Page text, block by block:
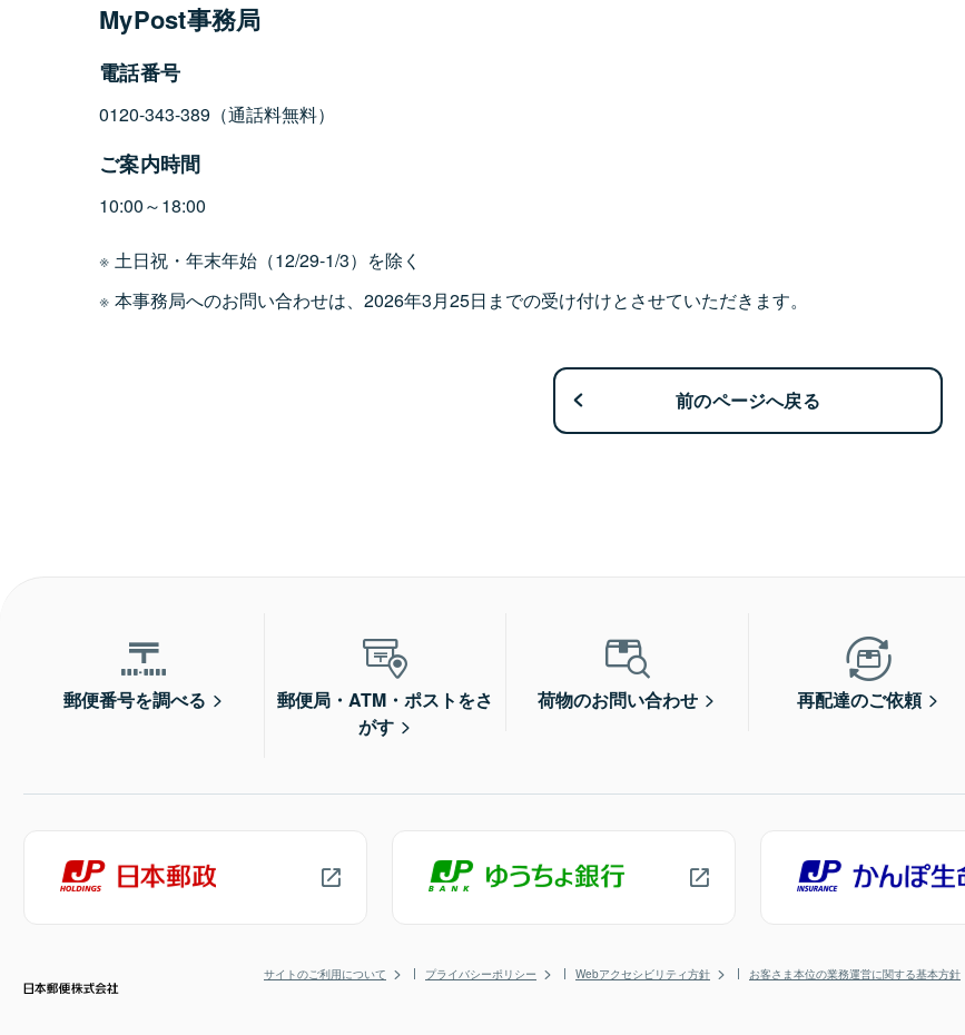
MyPost事務局
電話番号
0120-343-389（通話料無料）
ご案内時間
10:00～18:00
土日祝・年末年始（12/29-1/3）を除く
本事務局へのお問い合わせは、2026年3月25日までの受け付けとさせていただきます。
前のページへ戻る
郵便番号を調べる
郵便局・ATM・ポストをさ
がす
荷物のお問い合わせ 再配達のご依頼
サイトのご利用について プライバシーポリシー Webアクセシビリティ方針 お客さま本位の業務運営に関する基本方針